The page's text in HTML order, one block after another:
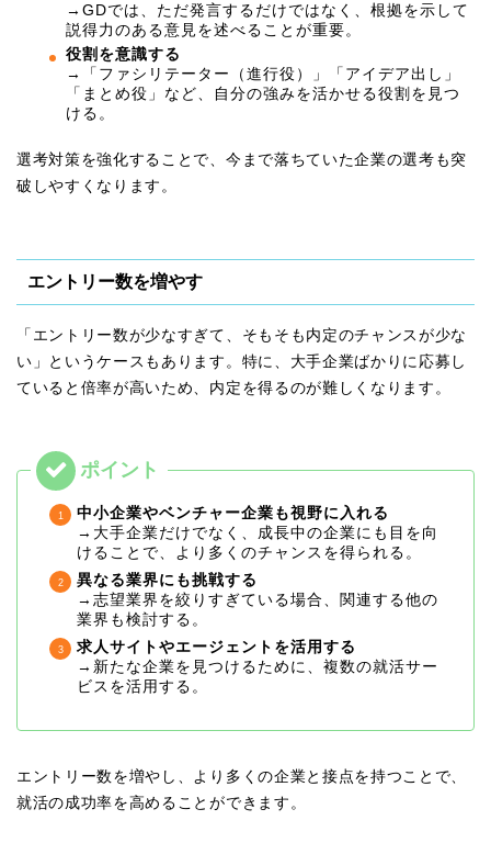
→GDでは、ただ発言するだけではなく、根拠を示して
説得力のある意見を述べることが重要。
役割を意識する
→「ファシリテーター（進行役）」「アイデア出し」
「まとめ役」など、自分の強みを活かせる役割を見つ
ける。
選考対策を強化することで、今まで落ちていた企業の選考も突
破しやすくなります。
エントリー数を増やす
「エントリー数が少なすぎて、そもそも内定のチャンスが少な
い」というケースもあります。特に、大手企業ばかりに応募し
ていると倍率が高いため、内定を得るのが難しくなります。
中小企業やベンチャー企業も視野に入れる
→大手企業だけでなく、成長中の企業にも目を向
けることで、より多くのチャンスを得られる。
異なる業界にも挑戦する
→志望業界を絞りすぎている場合、関連する他の
業界も検討する。
求人サイトやエージェントを活用する
→新たな企業を見つけるために、複数の就活サー
ビスを活用する。
エントリー数を増やし、より多くの企業と接点を持つことで、
就活の成功率を高めることができます。